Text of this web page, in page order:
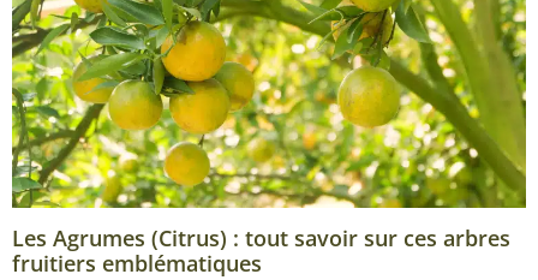
Les Agrumes (Citrus) : tout savoir sur ces arbres
fruitiers emblématiques